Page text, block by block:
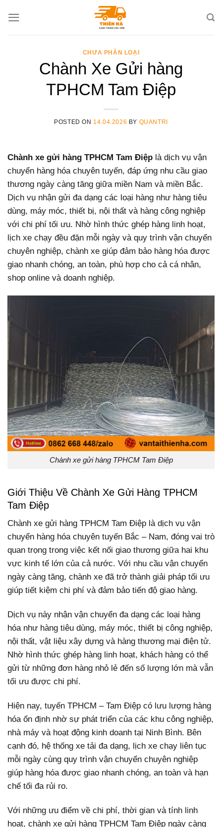
CHƯA PHÂN LOẠI
Chành Xe Gửi hàng
TPHCM Tam Điệp
POSTED ON 14.04.2026 BY QUANTRI
Chành xe gửi hàng TPHCM Tam Điệp là dịch vụ vận
chuyển hàng hóa chuyên tuyến, đáp ứng nhu cầu giao
thương ngày càng tăng giữa miền Nam và miền Bắc.
Dịch vụ nhận gửi đa dạng các loại hàng như hàng tiêu
dùng, máy móc, thiết bị, nội thất và hàng công nghiệp
với chi phí tối ưu. Nhờ hình thức ghép hàng linh hoạt,
lịch xe chạy đều đặn mỗi ngày và quy trình vận chuyển
chuyên nghiệp, chành xe giúp đảm bảo hàng hóa được
giao nhanh chóng, an toàn, phù hợp cho cả cá nhân,
shop online và doanh nghiệp.
Chành xe gửi hàng TPHCM Tam Điệp
Giới Thiệu Về Chành Xe Gửi Hàng TPHCM
Tam Điệp
Chành xe gửi hàng TPHCM Tam Điệp là dịch vụ vận
chuyển hàng hóa chuyên tuyến Bắc – Nam, đóng vai trò
quan trọng trong việc kết nối giao thương giữa hai khu
vực kinh tế lớn của cả nước. Với nhu cầu vận chuyển
ngày càng tăng, chành xe đã trở thành giải pháp tối ưu
giúp tiết kiệm chi phí và đảm bảo tiến độ giao hàng.
Dịch vụ này nhận vận chuyển đa dạng các loại hàng
hóa như hàng tiêu dùng, máy móc, thiết bị công nghiệp,
nội thất, vật liệu xây dựng và hàng thương mại điện tử.
Nhờ hình thức ghép hàng linh hoạt, khách hàng có thể
gửi từ những đơn hàng nhỏ lẻ đến số lượng lớn mà vẫn
tối ưu được chi phí.
Hiện nay, tuyến TPHCM – Tam Điệp có lưu lượng hàng
hóa ổn định nhờ sự phát triển của các khu công nghiệp,
nhà máy và hoạt động kinh doanh tại Ninh Bình. Bên
cạnh đó, hệ thống xe tải đa dạng, lịch xe chạy liên tục
mỗi ngày cùng quy trình vận chuyển chuyên nghiệp
giúp hàng hóa được giao nhanh chóng, an toàn và hạn
chế tối đa rủi ro.
Với những ưu điểm về chi phí, thời gian và tính linh
hoạt, chành xe gửi hàng TPHCM Tam Điệp ngày càng